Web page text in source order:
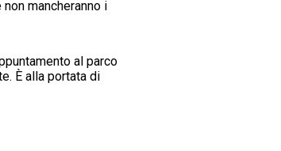
mancheranno i
al parco
È alla portata di